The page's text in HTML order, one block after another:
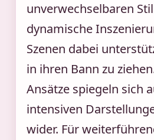
unverwechselbaren
dynamische
Szenen dabei
in ihren Bann zu
Ansätze spiegeln sich
intensiven
wider. Für